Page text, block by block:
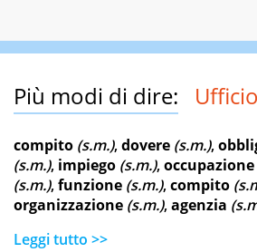
Più modi di dire: Ufficio
compito (s.m.),dovere (s.m.),
(s.m.), impiego (s.m.),occupazione
(s.m.),funzione (s.m.),compito
organizzazione (s.m.),agenzia
Leggi tutto >>